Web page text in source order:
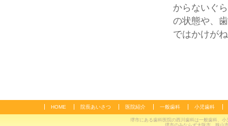
からないぐ
の状態や、
ではかけが
HOME 院長あいさつ 医院紹介 一般歯科 小児歯科
堺市にある歯科医院の西川歯科は一般歯科、
堺市のみならず大阪市、狭山